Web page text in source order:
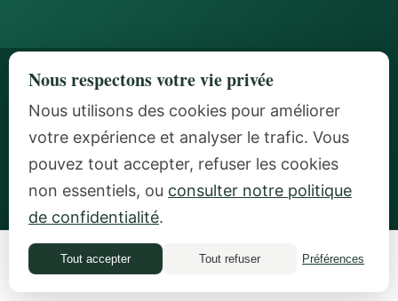
Coaching monétaire privé pour les femmes ambitieuses prêtes à
se sentir en sécurité avec ce qu'elles ont construit. Basée à
Zurich, au service de clients dans le monde entier.
Quiz financier
Nous respectons votre vie privée
Nous utilisons des cookies pour améliorer
votre expérience et analyser le trafic. Vous
pouvez tout accepter, refuser les cookies
non essentiels, ou consulter notre politique
de confidentialité.
Tout accepter Tout refuser Préférences